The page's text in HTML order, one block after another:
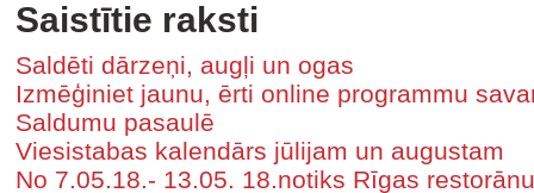
Saistītie raksti
Saldēti dārzeņi, augļi un ogas
Izmēģiniet jaunu, ērti online programmu
Saldumu pasaulē
Viesistabas kalendārs jūlijam un augustam
No 7.05.18.- 13.05. 18.notiks Rīgas